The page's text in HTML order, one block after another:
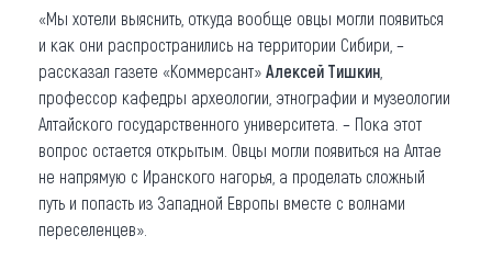
«Мы хотели выяснить, откуда вообще овцы могли появиться
и как они распространились на территории Сибири, –
рассказал газете «Коммерсант» Алексей Тишкин
профессор кафедры археологии, этнографии и музеологии
Алтайского государственного университета. – Пока этот
вопрос остается открытым. Овцы могли появиться на Алтае
не напрямую с Иранского нагорья, а проделать сложный
путь и попасть из Западной Европы вместе с волнами
переселенцев».